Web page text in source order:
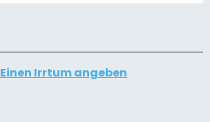
Einen Irrtum angeben